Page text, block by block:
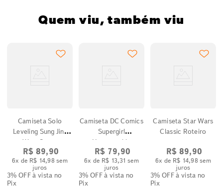
Quem viu, também viu
Camiseta Solo
Leveling Sung Jin-
Woo Cenas
R$ 89,90
6x de R$ 14,98 sem
juros
3% OFFà vista no
Pix
Camiseta DC Comics
Supergirl
Unstoppable
R$ 79,90
6x de R$ 13,31 sem
juros
3% OFFà vista no
Pix
Camiseta Star Wars
Classic Roteiro
R$ 89,90
6x de R$ 14,98 sem
juros
3% OFFà vista no
Pix